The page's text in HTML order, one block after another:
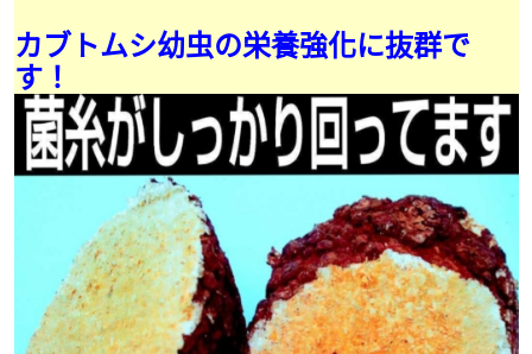
カブトムシ幼虫の栄養強化に抜群で
す！